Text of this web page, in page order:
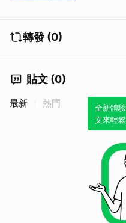
轉發 (0)
貼文 (0)
全新體
文來輕
最新 熱門